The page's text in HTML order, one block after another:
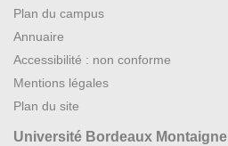
Plan du campus
Annuaire
Accessibilité : non conforme
Mentions légales
Plan du site
Université Bordeaux Montaigne